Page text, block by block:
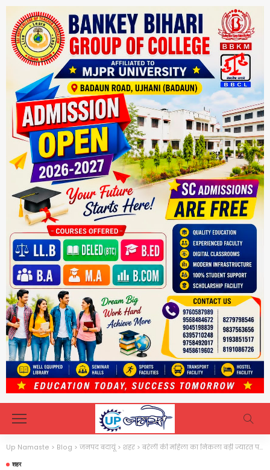
Up Namaste > Blog > जनपद बदायूं> शहर >बरेली की महिला का निकला बड़ी ज्यारत पर मिला शव, पुलिस ने कराया पीएम
शहर